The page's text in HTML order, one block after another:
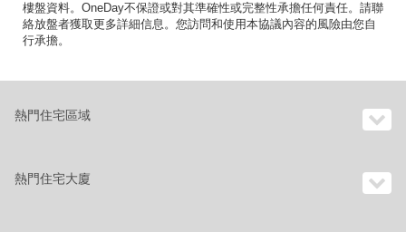
樓盤資料。OneDay不保證或對其準確性或完整性承擔任何責任。請聯
絡放盤者獲取更多詳細信息。您訪問和使用本協議內容的風險由您自
行承擔。
熱門住宅區域
熱門住宅大廈